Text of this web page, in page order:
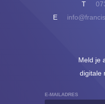
T
E
Meld je
digitale
E-MAILADRES